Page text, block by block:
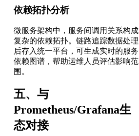
依赖拓扑分析
微服务架构中，服务间调用关系构成
复杂的依赖拓扑。链路追踪数据处理
后存入统一平台，可生成实时的服务
依赖图谱，帮助运维人员评估影响范
围。
五、与
Prometheus/Grafana生
态对接